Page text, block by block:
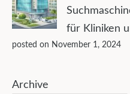
für Kliniken
posted on November 1, 2024
Archive